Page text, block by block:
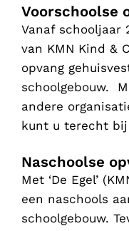
Voorschoolse
Vanaf schooljaar
van KMN Kind &
opvang
schoolgebouw.
andere
kunt u terecht
Naschoolse
Met ‘De Egel’
een naschools
schoolgebouw.